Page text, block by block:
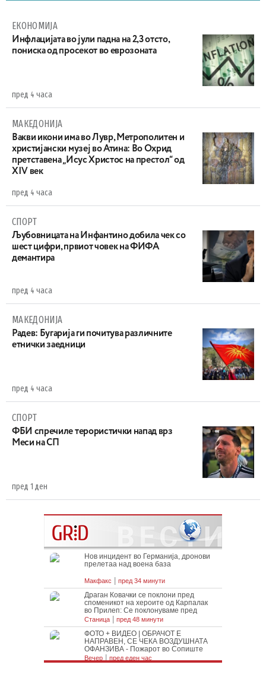
ЕКОНОМИЈА
Инфлацијата во јули падна на 2,3 отсто,
пониска од просекот во еврозоната
пред 4 часа
МАКЕДОНИЈА
Вакви икони има во Лувр, Метрополитен и
христијански музеј во Атина: Во Охрид
претставена „Исус Христос на престол“ од
XIV век
пред 4 часа
СПОРТ
Љубовницата на Инфантино добила чек со
шест цифри, првиот човек на ФИФА
демантира
пред 4 часа
МАКЕДОНИЈА
Радев: Бугарија ги почитува различните
етнички заедници
пред 4 часа
СПОРТ
ФБИ спречиле терористички напад врз
Меси на СП
пред 1 ден